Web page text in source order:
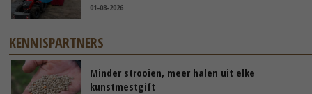
01-08-2026
KENNISPARTNERS
Minder strooien, meer halen uit elke
kunstmestgift